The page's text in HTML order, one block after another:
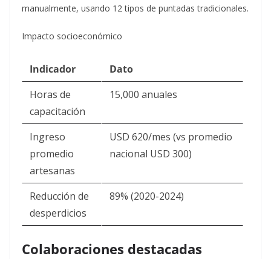
manualmente, usando 12 tipos de puntadas tradicionales.
Impacto socioeconómico
Indicador
Dato
Horas de
capacitación
15,000 anuales
Ingreso
promedio
artesanas
USD 620/mes (vs promedio
nacional USD 300)
Reducción de
desperdicios
89% (2020-2024)
Colaboraciones destacadas